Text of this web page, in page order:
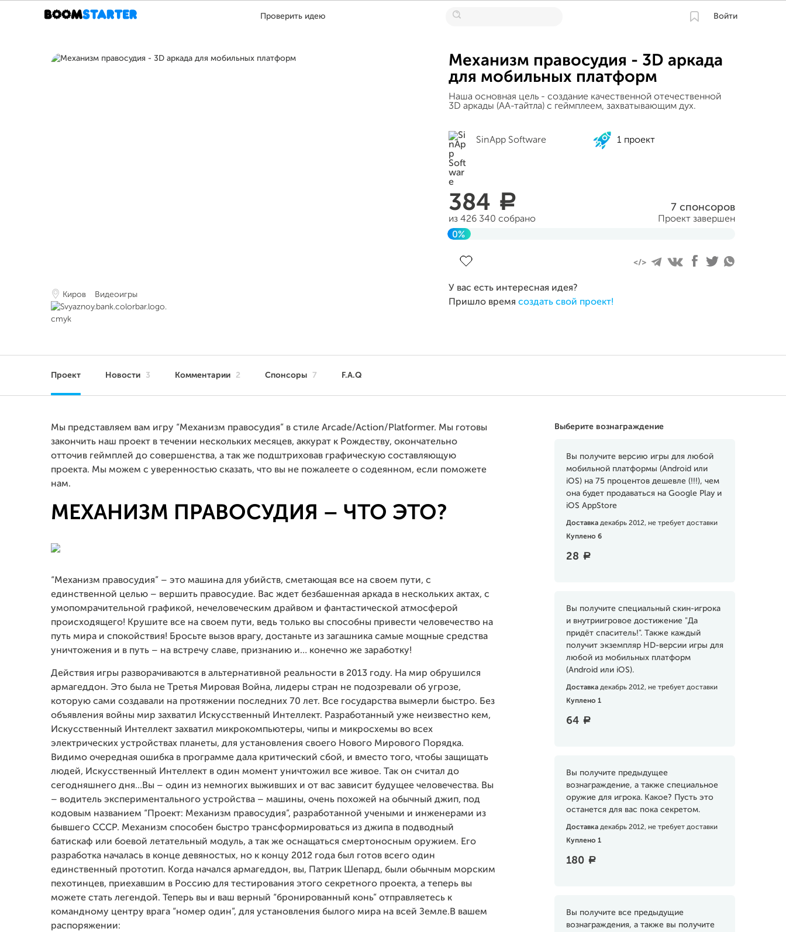
Проверить идею Войти
Киров Видеоигры
Механизм правосудия - 3D аркада
для мобильных платформ
Наша основная цель - создание качественной отечественной
3D аркады (АА-тайтла) с геймплеем, захватывающим дух.
SinApp Software 1 проект
384 a
из 426 340 собрано
7 спонсоров
Проект завершен
0%
У вас есть интересная идея?
Пришло время создать свой проект!
Проект Новости 3 Комментарии 2 Спонсоры 7 F.A.Q
Выберите вознаграждение
Вы получите версию игры для любой
мобильной платформы (Android или
iOS) на 75 процентов дешевле (!!!), чем
она будет продаваться на Google Play и
iOS AppStore
Доставка декабрь 2012, не требует доставки
Куплено 6
28 a
Вы получите специальный скин-игрока
и внутриигровое достижение "Да
придёт спаситель!". Также каждый
получит экземпляр HD-версии игры для
любой из мобильных платформ
(Android или iOS).
Доставка декабрь 2012, не требует доставки
Куплено 1
64 a
Вы получите предыдущее
вознаграждение, а также специальное
оружие для игрока. Какое? Пусть это
останется для вас пока секретом.
Доставка декабрь 2012, не требует доставки
Куплено 1
180 a
Вы получите все предыдущие
вознаграждения, а также вы получите
Мы представляем вам игру “Механизм правосудия” в стиле Arcade/Action/Platformer. Мы готовы
закончить наш проект в течении нескольких месяцев, аккурат к Рождеству, окончательно
отточив геймплей до совершенства, а так же подштриховав графическую составляющую
проекта. Мы можем с уверенностью сказать, что вы не пожалеете о содеянном, если поможете
нам.
МЕХАНИЗМ ПРАВОСУДИЯ – ЧТО ЭТО?
“Механизм правосудия” – это машина для убийств, сметающая все на своем пути, с
единственной целью – вершить правосудие. Вас ждет безбашенная аркада в нескольких актах, с
умопомрачительной графикой, нечеловеческим драйвом и фантастической атмосферой
происходящего! Крушите все на своем пути, ведь только вы способны привести человечество на
путь мира и спокойствия! Бросьте вызов врагу, достаньте из загашника самые мощные средства
уничтожения и в путь – на встречу славе, признанию и… конечно же заработку!
Действия игры разворачиваются в альтернативной реальности в 2013 году. На мир обрушился
армагеддон. Это была не Третья Мировая Война, лидеры стран не подозревали об угрозе,
которую сами создавали на протяжении последних 70 лет. Все государства вымерли быстро. Без
объявления войны мир захватил Искусственный Интеллект. Разработанный уже неизвестно кем,
Искусственный Интеллект захватил микрокомпьютеры, чипы и микросхемы во всех
электрических устройствах планеты, для установления своего Нового Мирового Порядка.
Видимо очередная ошибка в программе дала критический сбой, и вместо того, чтобы защищать
людей, Искусственный Интеллект в один момент уничтожил все живое. Так он считал до
сегодняшнего дня…Вы – один из немногих выживших и от вас зависит будущее человечества. Вы
– водитель экспериментального устройства – машины, очень похожей на обычный джип, под
кодовым названием “Проект: Механизм правосудия”, разработанной учеными и инженерами из
бывшего СССР. Механизм способен быстро трансформироваться из джипа в подводный
батискаф или боевой летательный модуль, а так же оснащаться смертоносным оружием. Его
разработка началась в конце девяностых, но к концу 2012 года был готов всего один
единственный прототип. Когда начался армагеддон, вы, Патрик Шепард, были обычным морским
пехотинцев, приехавшим в Россию для тестирования этого секретного проекта, а теперь вы
можете стать легендой. Теперь вы и ваш верный “бронированный конь” отправляетесь к
командному центру врага “номер один”, для установления былого мира на всей Земле.В вашем
распоряжении: